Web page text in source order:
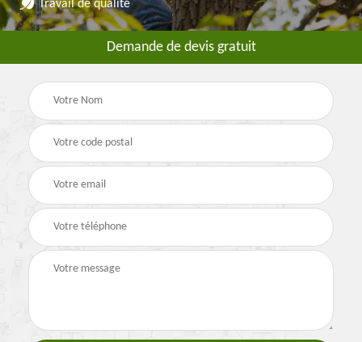
Travail de qualité
Demande de devis gratuit